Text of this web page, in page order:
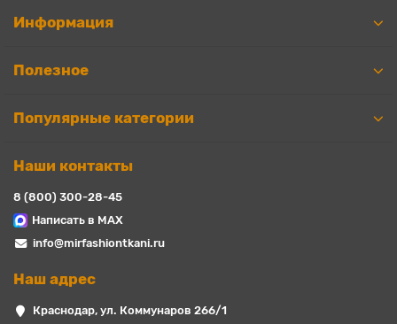
Информация
Полезное
Популярные категории
Наши контакты
8 (800) 300-28-45
Написать в MAX
info@mirfashiontkani.ru
Наш адрес
Краснодар, ул. Коммунаров 266/1